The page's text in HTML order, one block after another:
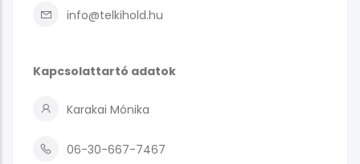
info@telkihold.hu
Kapcsolattartó adatok
Karakai Mónika
06-30-667-7467